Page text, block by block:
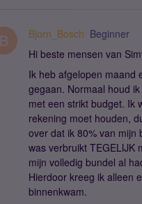
B Bjorn_Bosch Beginner
Hi beste mensen van
Ik heb afgelopen maand
gegaan. Normaal houd
met een strikt budget. Ik
rekening moet houden,
over dat ik 80% van mijn
was verbruikt TEGELIJK
mijn volledig bundel al
Hierdoor kreeg ik alleen
binnenkwam.